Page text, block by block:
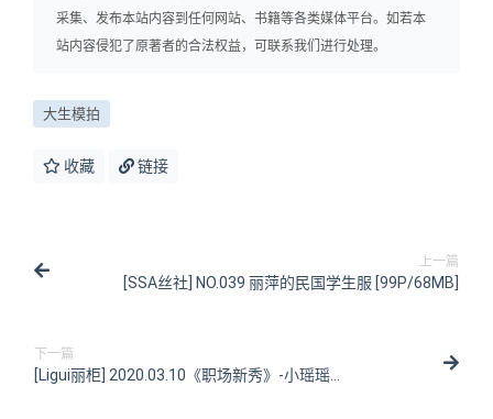
采集、发布本站内容到任何网站、书籍等各类媒体平台。如若本
站内容侵犯了原著者的合法权益，可联系我们进行处理。
大生模拍
收藏 链接
上一篇
[SSA丝社] NO.039 丽萍的民国学生服 [99P/68MB]
下一篇
[Ligui丽柜] 2020.03.10《职场新秀》-小瑶瑶